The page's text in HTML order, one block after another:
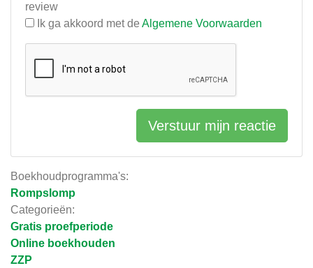
Boekhoudprogramma's:
Rompslomp
Categorieën:
Gratis proefperiode
Online boekhouden
ZZP
review
Ik ga akkoord met de Algemene Voorwaarden
Verstuur mijn reactie